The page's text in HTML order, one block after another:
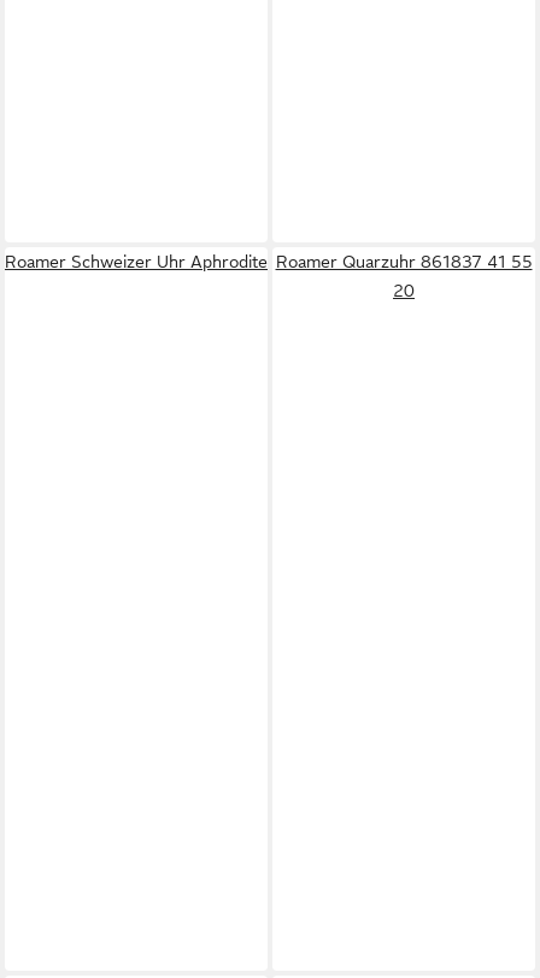
Roamer Schweizer Uhr Aphrodite Roamer Quarzuhr 861837 41 55
20